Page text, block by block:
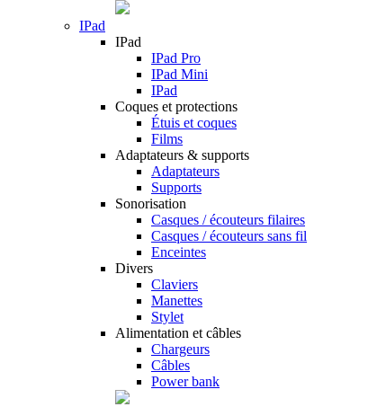
IPad
IPad
IPad Pro
IPad Mini
IPad
Coques et protections
Étuis et coques
Films
Adaptateurs & supports
Adaptateurs
Supports
Sonorisation
Casques / écouteurs filaires
Casques / écouteurs sans fil
Enceintes
Divers
Claviers
Manettes
Stylet
Alimentation et câbles
Chargeurs
Câbles
Power bank